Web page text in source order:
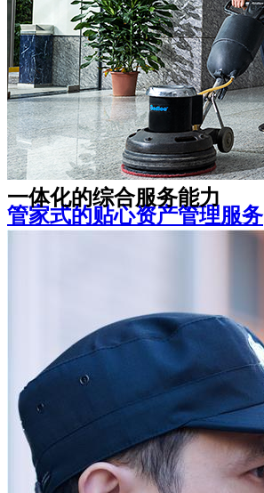
管家式的贴心资产管理服务
散售办公楼
一体化的综合服务能力